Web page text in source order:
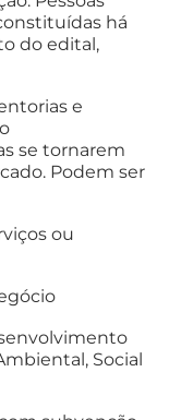
há
do edital,
e
se tornarem
Podem ser
ou
Social